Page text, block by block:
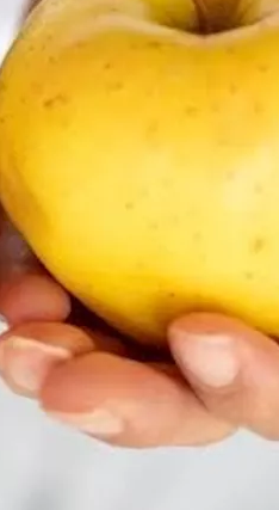
غذائية، فعند صغرهم يقدم لهم
علاجه ؟